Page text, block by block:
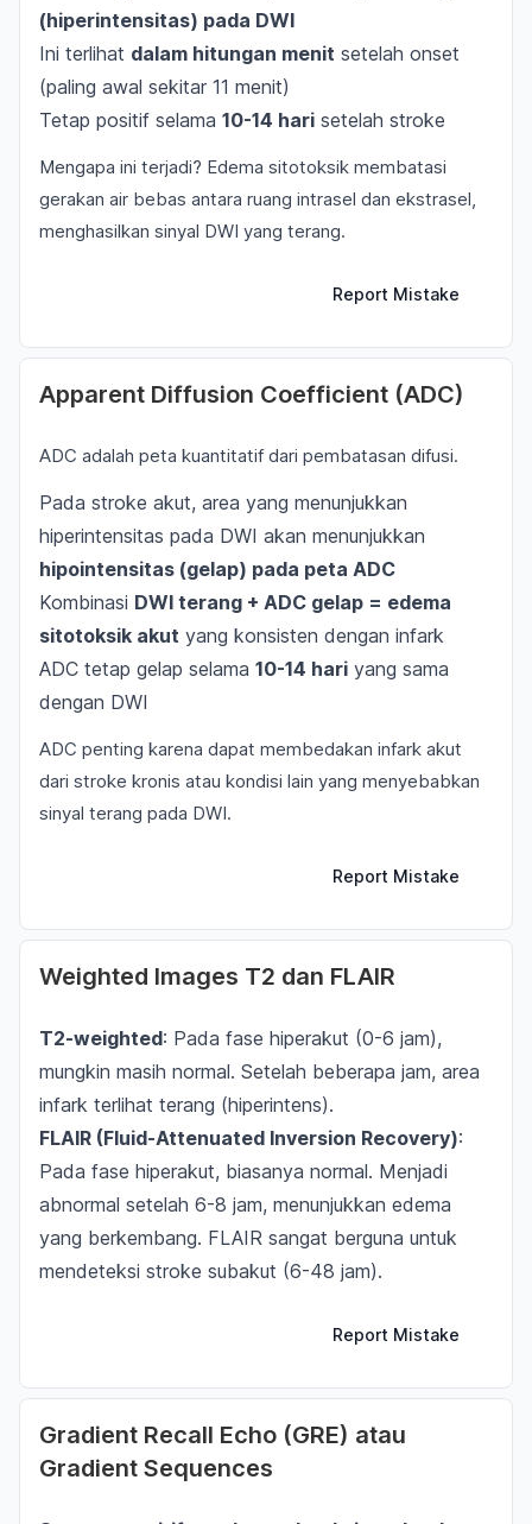
(hiperintensitas) pada DWI
Ini terlihat dalam hitungan menit setelah onset
(paling awal sekitar 11 menit)
Tetap positif selama 10-14 hari setelah stroke
Mengapa ini terjadi? Edema sitotoksik membatasi
gerakan air bebas antara ruang intrasel dan ekstrasel,
menghasilkan sinyal DWI yang terang.
Report Mistake
Apparent Diffusion Coefficient (ADC)
ADC adalah peta kuantitatif dari pembatasan difusi.
Pada stroke akut, area yang menunjukkan
hiperintensitas pada DWI akan menunjukkan
hipointensitas (gelap) pada peta ADC
Kombinasi DWI terang + ADC gelap = edema
sitotoksik akut yang konsisten dengan infark
ADC tetap gelap selama 10-14 hari yang sama
dengan DWI
ADC penting karena dapat membedakan infark akut
dari stroke kronis atau kondisi lain yang menyebabkan
sinyal terang pada DWI.
Report Mistake
Weighted Images T2 dan FLAIR
T2-weighted: Pada fase hiperakut (0-6 jam),
mungkin masih normal. Setelah beberapa jam, area
infark terlihat terang (hiperintens).
FLAIR (Fluid-Attenuated Inversion Recovery):
Pada fase hiperakut, biasanya normal. Menjadi
abnormal setelah 6-8 jam, menunjukkan edema
yang berkembang. FLAIR sangat berguna untuk
mendeteksi stroke subakut (6-48 jam).
Report Mistake
Gradient Recall Echo (GRE) atau
Gradient Sequences